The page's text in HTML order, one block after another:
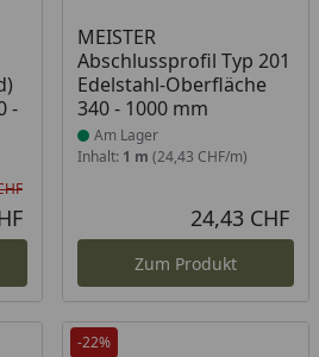
-
Rabatt in Prozent
Ursprünglicher Preis
MEISTER
Abschlussprofil Typ 201
Edelstahl-Oberfläche
340 - 1000 mm
Produkt am Lager
Am Lager
Inhalt: 1 m (24,43 CHF/m)
24,43 CHF
Zum Produkt
-22%